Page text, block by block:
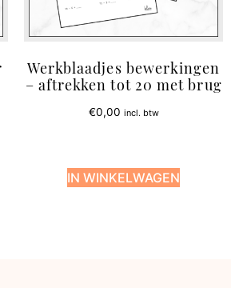
Werkblaadjes bewerkingen
– aftrekken tot 20 met brug
€0,00 incl. btw
IN WINKELWAGEN